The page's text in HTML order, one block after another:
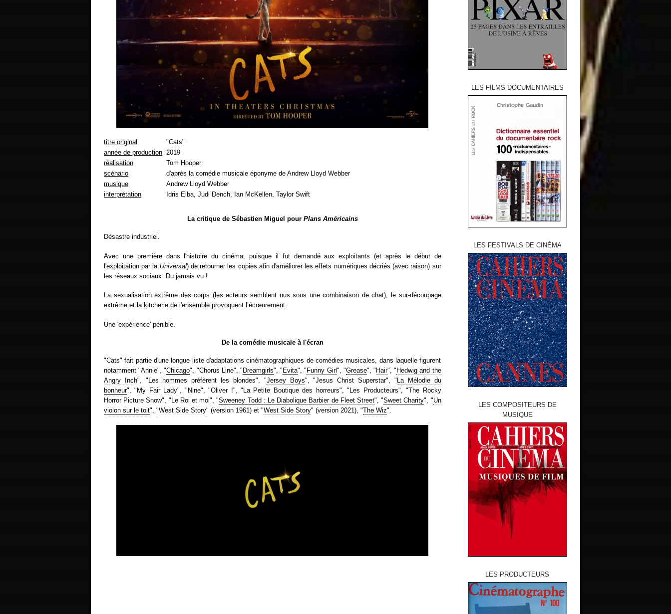
titre original
"Cats"
année de production 2019
réalisation
Tom Hooper
scénario
d'après la comédie musicale éponyme de Andrew Lloyd Webber
musique
Andrew Lloyd Webber
interprétation
Idris Elba, Judi Dench, Ian McKellen, Taylor Swift
La critique de Sébastien Miguel pour Plans Américains
Désastre industriel.
Avec une première dans l'histoire du cinéma, puisque il fut demandé aux exploitants (et après le début de
l'exploitation par la Universal) de retourner les copies afin d'améliorer les effets numériques décriés (avec raison) sur
les réseaux sociaux. Du jamais vu !
La sexualisation extrême des corps (les acteurs semblent nus sous une combinaison de chat), le sur-découpage
extrême et la kitcherie de l'ensemble provoquent l’écœurement.
Une 'expérience' pénible.
De la comédie musicale à l'écran
"Cats" fait partie d'une longue liste d'adaptations cinématographiques de comédies musicales, dans laquelle figurent
notamment "Annie", "Chicago", "Chorus Line", " Dreamgirls", " Evita", " Funny Girl ", "Grease", " Hair", " Hedwig and the
Angry Inch", "Les hommes préfèrent les blondes", "Jersey Boys", "Jesus Christ Superstar", " La Mélodie du
bonheur", " My Fair Lady", "Nine", "Oliver !", "La Petite Boutique des horreurs", "Les Producteurs", "The Rocky
Horror Picture Show", "Le Roi et moi", "Sweeney Todd : Le Diabolique Barbier de Fleet Street", "Sweet Charity", "Un
violon sur le toit", "West Side Story" (version 1961) et "West Side Story" (version 2021), "The Wiz".
LES FILMS DOCUMENTAIRES
LES FESTIVALS DE CINÉMA
LES COMPOSITEURS DE
MUSIQUE
LES PRODUCTEURS